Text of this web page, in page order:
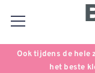
Ook tijdens de hele
het beste